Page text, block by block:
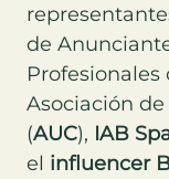
de
Asociación
(AUC), IAB
el influencer